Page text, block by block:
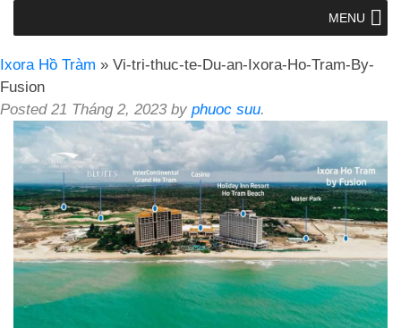
MENU
Ixora Hồ Tràm » Vi-tri-thuc-te-Du-an-Ixora-Ho-Tram-By-
Fusion
Posted 21 Tháng 2, 2023by phuoc suu.